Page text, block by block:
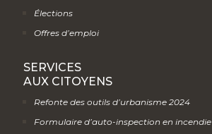
Élections
Offres d’emploi
SERVICES
AUX CITOYENS
Refonte des outils d’urbanisme 2024
Formulaire d’auto-inspection en incendie